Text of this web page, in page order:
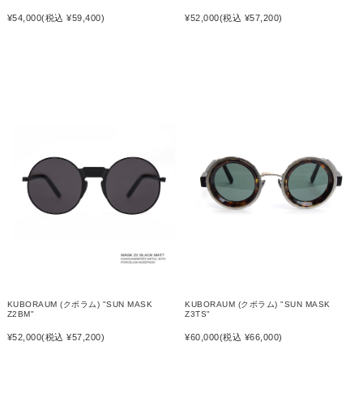
¥54,000(税込 ¥59,400) ¥52,000(税込 ¥57,200)
KUBORAUM (クボラム) "SUN MASK
Z2BM"
¥52,000(税込 ¥57,200)
KUBORAUM (クボラム) "SUN MASK
Z3TS"
¥60,000(税込 ¥66,000)